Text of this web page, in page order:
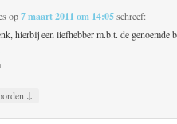
op7 maart 2011 om 14:05 schreef:
hierbij een liefhebber m.b.t. de
↓